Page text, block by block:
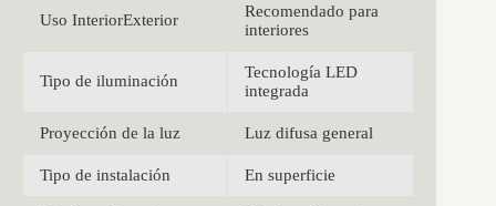
Uso InteriorExterior
Recomendado para
interiores
Tipo de iluminación
Tecnología LED
integrada
Proyección de la luz Luz difusa general
Tipo de instalación En superficie